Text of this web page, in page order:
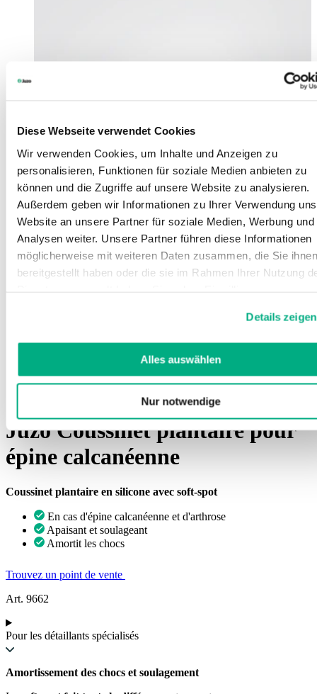
Diese Webseite verwendet Cookies
Wir verwenden Cookies, um Inhalte und Anzeigen zu
personalisieren, Funktionen für soziale Medien anbieten zu
können und die Zugriffe auf unsere Website zu analysieren.
Außerdem geben wir Informationen zu Ihrer Verwendung
Website an unsere Partner für soziale Medien, Werbung und
Analysen weiter. Unsere Partner führen diese Informationen
möglicherweise mit weiteren Daten zusammen, die Sie ihnen
bereitgestellt haben oder die sie im Rahmen Ihrer Nutzung
unsererDatenschutzerklärungundImpressum.
Details zeigen
Alles auswählen
Nur notwendige
Juzo Coussinet plantaire pour
épine calcanéenne
Coussinet plantaire en silicone avec soft-spot
En cas d'épine calcanéenne et d'arthrose
Apaisant et soulageant
Amortit les chocs
Trouvez un point de vente
Art. 9662
Pour les détaillants spécialisés
Amortissement des chocs et soulagement